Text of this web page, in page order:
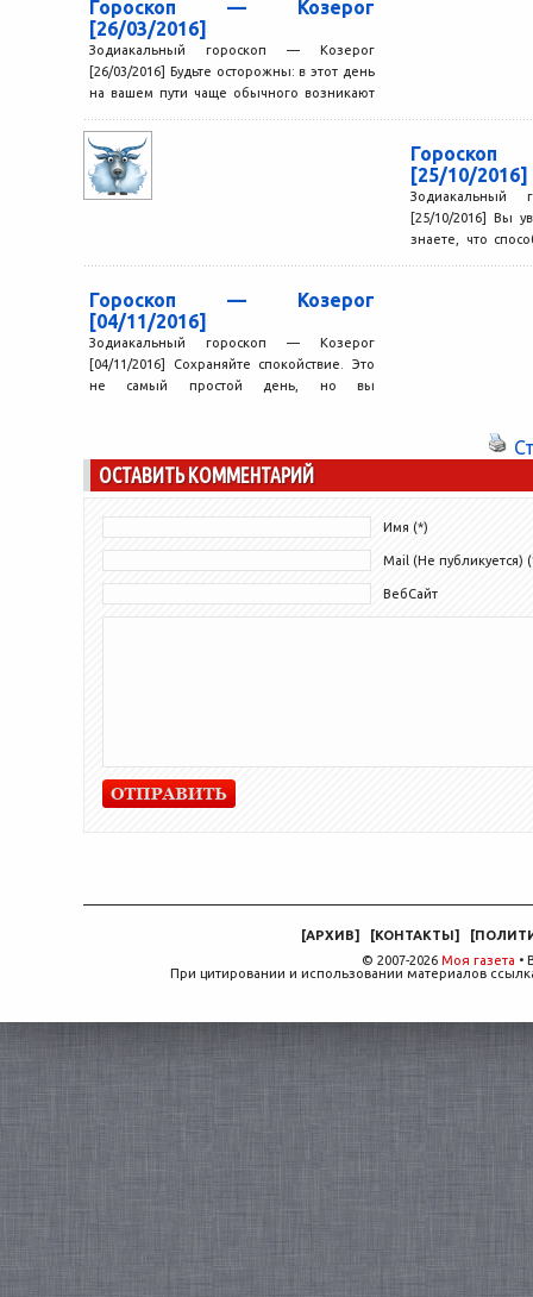
Гороскоп — Козерог
[26/03/2016]
Зодиакальный гороскоп — Козерог
[26/03/2016] Будьте осторожны: в этот день
на вашем пути чаще обычного возникают
обернуться...
[25/10/2016]
Зодиакальный
[25/10/2016] Вы
знаете, что
Гороскоп — Козерог
[04/11/2016]
Зодиакальный гороскоп — Козерог
[04/11/2016] Сохраняйте спокойствие. Это
не самый простой день, но вы
ОСТАВИТЬ КОММЕНТАРИЙ
Имя (*)
Mail (Не публикуется)
ВебСайт
[АРХИВ] [КОНТАКТЫ] [
© 2007-2026 Моя газета •
При цитировании и использовании материалов